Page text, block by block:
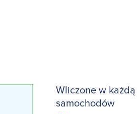
Wliczone w
samochodów